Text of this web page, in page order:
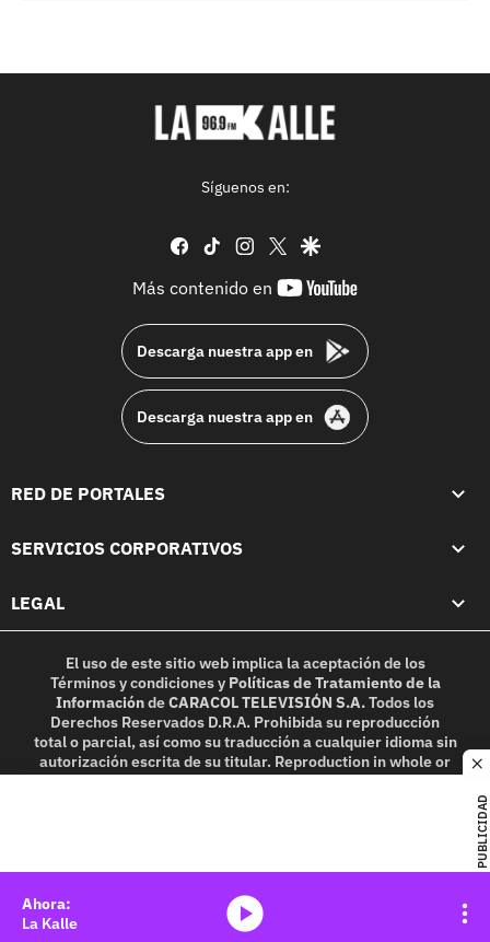
PUBLICIDAD
Síguenos en:
facebook
tiktok instagram
twittergoogle
Más contenido en
youtube-
Descarga nuestra app en
Descarga nuestra app en
RED DE PORTALES
SERVICIOS CORPORATIVOS
LEGAL
El uso de este sitio web implica la aceptación de los
Términos y condicionesy Políticas de Tratamiento de la
InformacióndeCARACOL TELEVISIÓN S.A.Todos los
Derechos Reservados D.R.A. Prohibida su reproducción
total o parcial, así como su traducción a cualquier idioma sin
autorización escrita de su titular. Reproduction in whole or
in part, or translation without written permission is
La Kalle